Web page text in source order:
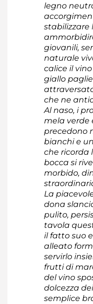
legno
stabilizzare
giovanili,
naturale
calice il
giallo
che ne
Al naso, i
mela verde
precedono
bianchi e
che ricorda
bocca si
morbido,
La
dona
pulito,
tavola
il fatto suo
alleato
servirlo
frutti di
del vino
dolcezza
semplice